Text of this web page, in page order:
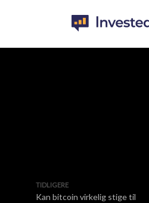
TIDLIGERE
Kan bitcoin virkelig stige til